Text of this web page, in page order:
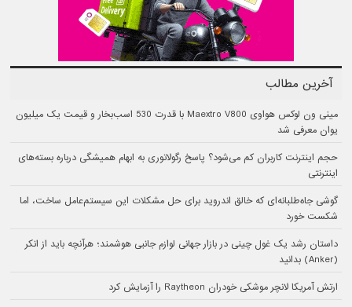
آخرین مطالب
مینی ون لوکس هواوی Maextro V800 با قدرت 530 اسب‌بخار و قیمت یک میلیون
یوان معرفی شد
حجم اینترنت کاربران کم می‌شود؟ پاسخ رگولاتوری به ابهام همیشگی درباره بسته‌های
اینترنتی
گوشی جاه‌طلبانه‌ای که خالق اندروید برای حل مشکلات این سیستم‌عامل ساخت، اما
شکست خورد
داستان رشد یک غول چینی در بازار جهانی لوازم جانبی هوشمند؛ هرآنچه باید از انکر
(Anker) بدانید
ارتش آمریکا لانچر موشکی خودران Raytheon را آزمایش کرد